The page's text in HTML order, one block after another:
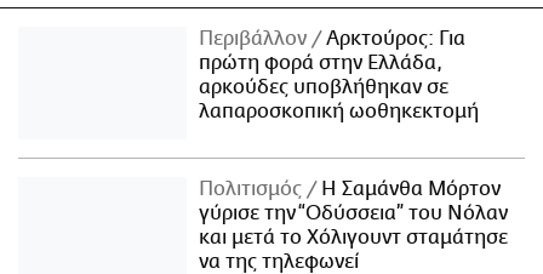
Περιβάλλον
Αρκτούρος: Για
πρώτη φορά στην Ελλάδα,
αρκούδες υποβλήθηκαν σε
λαπαροσκοπική ωοθηκεκτομή
Πολιτισμός
Η Σαμάνθα Μόρτον
γύρισε την “Οδύσσεια” του Νόλαν
και μετά το Χόλιγουντ σταμάτησε
να της τηλεφωνεί